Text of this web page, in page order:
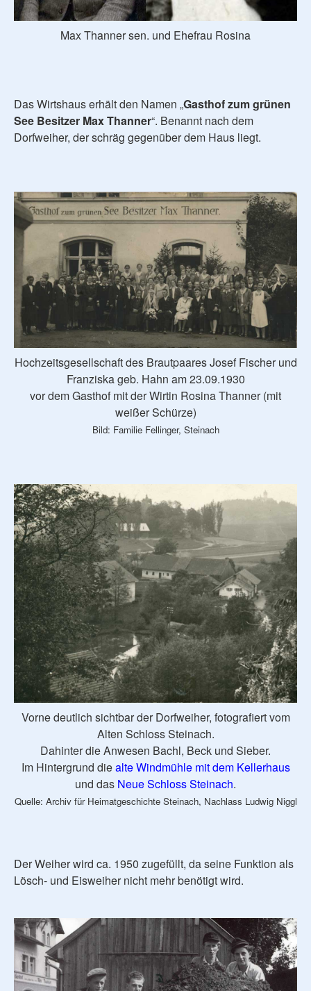
Max Thanner sen. und Ehefrau Rosina
Das Wirtshaus erhält den Namen „Gasthof zum grünen
See Besitzer Max Thanner“. Benannt nach dem
Dorfweiher, der schräg gegenüber dem Haus liegt.
Hochzeitsgesellschaft des Brautpaares Josef Fischer und
Franziska geb. Hahn am 23.09.1930
vor dem Gasthof mit der Wirtin Rosina Thanner (mit
weißer Schürze)
Bild: Familie Fellinger, Steinach
Vorne deutlich sichtbar der Dorfweiher, fotografiert vom
Alten Schloss Steinach.
Dahinter die Anwesen Bachl, Beck und Sieber.
Im Hintergrund diealte Windmühle mit dem Kellerhaus
und das Neue Schloss Steinach.
Quelle: Archiv für Heimatgeschichte Steinach, Nachlass Ludwig Niggl
Der Weiher wird ca. 1950 zugefüllt, da seine Funktion als
Lösch- und Eisweiher nicht mehr benötigt wird.